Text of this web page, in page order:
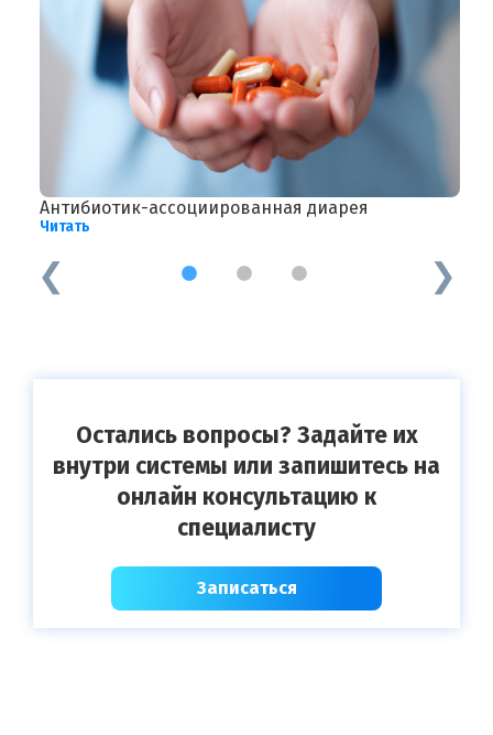
Антибиотик-ассоциированная диарея
Читать
1 2 3
Остались вопросы? Задайте их
внутри системы или запишитесь на
онлайн консультацию к
специалисту
Записаться